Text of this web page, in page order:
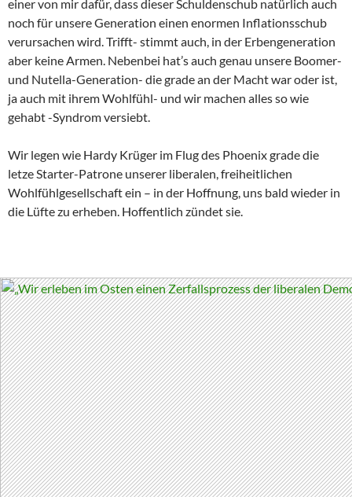
einer von mir dafür, dass dieser Schuldenschub natürlich auch
noch für unsere Generation einen enormen Inflationsschub
verursachen wird. Trifft- stimmt auch, in der Erbengeneration
aber keine Armen. Nebenbei hat’s auch genau unsere Boomer-
und Nutella-Generation- die grade an der Macht war oder ist,
ja auch mit ihrem Wohlfühl- und wir machen alles so wie
gehabt -Syndrom versiebt.
Wir legen wie Hardy Krüger im Flug des Phoenix grade die
letze Starter-Patrone unserer liberalen, freiheitlichen
Wohlfühlgesellschaft ein – in der Hoffnung, uns bald wieder in
die Lüfte zu erheben. Hoffentlich zündet sie.